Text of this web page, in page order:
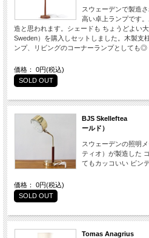
スウェーデンで製造
高い卓上ランプです
造と思われます。シェードも ちょうどよい
Sweden）を購入しセットしました。木製支
ンプ、リビングのコーナーランプとしても◎
価格： 0円(税込)
SOLD OUT
BJS
ールド）
スウェーデンの照明
ティオ）が製造した
てもカッコいい ビン
価格： 0円(税込)
SOLD OUT
Tomas